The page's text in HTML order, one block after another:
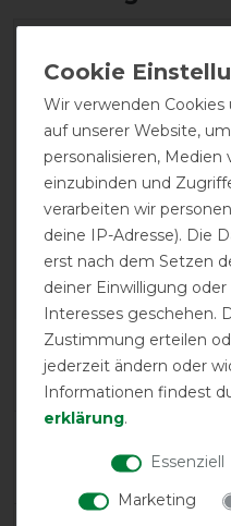
Bucas Irish
Wir verwenden Cookies
auf unserer Website,
personalisieren,
einzubinden und
verarbeiten wir
deine IP-Adresse). Die
erst nach dem Setzen
deiner Einwilligung
Interesses geschehen.
Zustimmung erteilen
jederzeit ändern oder
Informationen findest
erklärung.
Essenziell
Marketing